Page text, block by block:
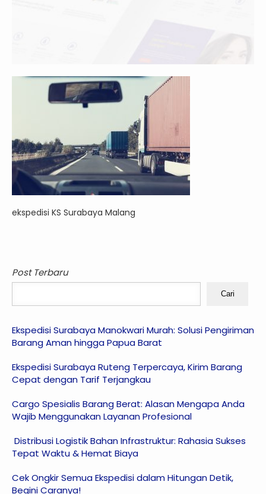
ekspedisi KS Surabaya Malang
Post Terbaru
Cari
Ekspedisi Surabaya Manokwari Murah: Solusi Pengiriman
Barang Aman hingga Papua Barat
Ekspedisi Surabaya Ruteng Terpercaya, Kirim Barang
Cepat dengan Tarif Terjangkau
Cargo Spesialis Barang Berat: Alasan Mengapa Anda
Wajib Menggunakan Layanan Profesional
Distribusi Logistik Bahan Infrastruktur: Rahasia Sukses
Tepat Waktu & Hemat Biaya
Cek Ongkir Semua Ekspedisi dalam Hitungan Detik,
Begini Caranya!